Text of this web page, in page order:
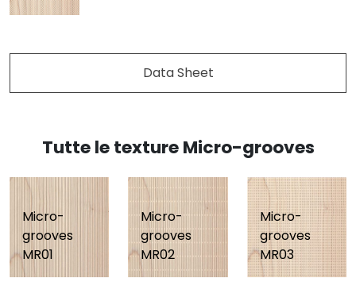
Data Sheet
Tutte le texture Micro-grooves
Micro-
grooves
MR01
Micro-
grooves
MR02
Micro-
grooves
MR03